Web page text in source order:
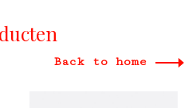
Back to home